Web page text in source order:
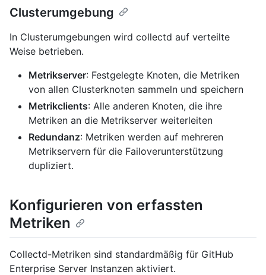
Clusterumgebung
In Clusterumgebungen wird collectd auf verteilte
Weise betrieben.
Metrikserver: Festgelegte Knoten, die Metriken
von allen Clusterknoten sammeln und speichern
Metrikclients: Alle anderen Knoten, die ihre
Metriken an die Metrikserver weiterleiten
Redundanz: Metriken werden auf mehreren
Metrikservern für die Failoverunterstützung
dupliziert.
Konfigurieren von erfassten
Metriken
Collectd-Metriken sind standardmäßig für GitHub
Enterprise Server Instanzen aktiviert.